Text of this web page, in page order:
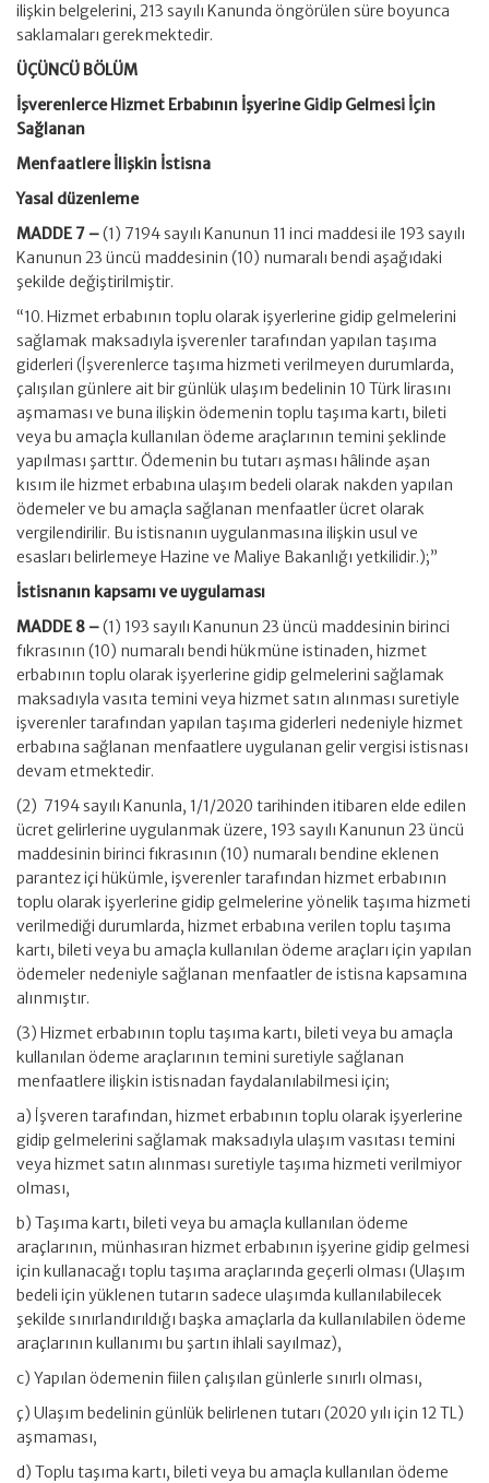
ilişkin belgelerini, 213 sayılı Kanunda öngörülen süre boyunca
saklamaları gerekmektedir.
ÜÇÜNCÜ BÖLÜM
İşverenlerce Hizmet Erbabının İşyerine Gidip Gelmesi İçin
Sağlanan
Menfaatlere İlişkin İstisna
Yasal düzenleme
MADDE 7 –(1) 7194 sayılı Kanunun 11 inci maddesi ile 193 sayılı
Kanunun 23 üncü maddesinin (10) numaralı bendi aşağıdaki
şekilde değiştirilmiştir.
“10. Hizmet erbabının toplu olarak işyerlerine gidip gelmelerini
sağlamak maksadıyla işverenler tarafından yapılan taşıma
giderleri (İşverenlerce taşıma hizmeti verilmeyen durumlarda,
çalışılan günlere ait bir günlük ulaşım bedelinin 10 Türk lirasını
aşmaması ve buna ilişkin ödemenin toplu taşıma kartı, bileti
veya bu amaçla kullanılan ödeme araçlarının temini şeklinde
yapılması şarttır. Ödemenin bu tutarı aşması hâlinde aşan
kısım ile hizmet erbabına ulaşım bedeli olarak nakden yapılan
ödemeler ve bu amaçla sağlanan menfaatler ücret olarak
vergilendirilir. Bu istisnanın uygulanmasına ilişkin usul ve
esasları belirlemeye Hazine ve Maliye Bakanlığı yetkilidir.);”
İstisnanın kapsamı ve uygulaması
MADDE 8 –(1) 193 sayılı Kanunun 23 üncü maddesinin birinci
fıkrasının (10) numaralı bendi hükmüne istinaden, hizmet
erbabının toplu olarak işyerlerine gidip gelmelerini sağlamak
maksadıyla vasıta temini veya hizmet satın alınması suretiyle
işverenler tarafından yapılan taşıma giderleri nedeniyle hizmet
erbabına sağlanan menfaatlere uygulanan gelir vergisi istisnası
devam etmektedir.
(2) 7194 sayılı Kanunla, 1/1/2020 tarihinden itibaren elde edilen
ücret gelirlerine uygulanmak üzere, 193 sayılı Kanunun 23 üncü
maddesinin birinci fıkrasının (10) numaralı bendine eklenen
parantez içi hükümle, işverenler tarafından hizmet erbabının
toplu olarak işyerlerine gidip gelmelerine yönelik taşıma hizmeti
verilmediği durumlarda, hizmet erbabına verilen toplu taşıma
kartı, bileti veya bu amaçla kullanılan ödeme araçları için yapılan
ödemeler nedeniyle sağlanan menfaatler de istisna kapsamına
alınmıştır.
(3) Hizmet erbabının toplu taşıma kartı, bileti veya bu amaçla
kullanılan ödeme araçlarının temini suretiyle sağlanan
menfaatlere ilişkin istisnadan faydalanılabilmesi için;
a) İşveren tarafından, hizmet erbabının toplu olarak işyerlerine
gidip gelmelerini sağlamak maksadıyla ulaşım vasıtası temini
veya hizmet satın alınması suretiyle taşıma hizmeti verilmiyor
olması,
b) Taşıma kartı, bileti veya bu amaçla kullanılan ödeme
araçlarının, münhasıran hizmet erbabının işyerine gidip gelmesi
için kullanacağı toplu taşıma araçlarında geçerli olması (Ulaşım
bedeli için yüklenen tutarın sadece ulaşımda kullanılabilecek
şekilde sınırlandırıldığı başka amaçlarla da kullanılabilen ödeme
araçlarının kullanımı bu şartın ihlali sayılmaz),
c) Yapılan ödemenin fiilen çalışılan günlerle sınırlı olması,
ç) Ulaşım bedelinin günlük belirlenen tutarı (2020 yılı için 12 TL)
aşmaması,
d) Toplu taşıma kartı, bileti veya bu amaçla kullanılan ödeme